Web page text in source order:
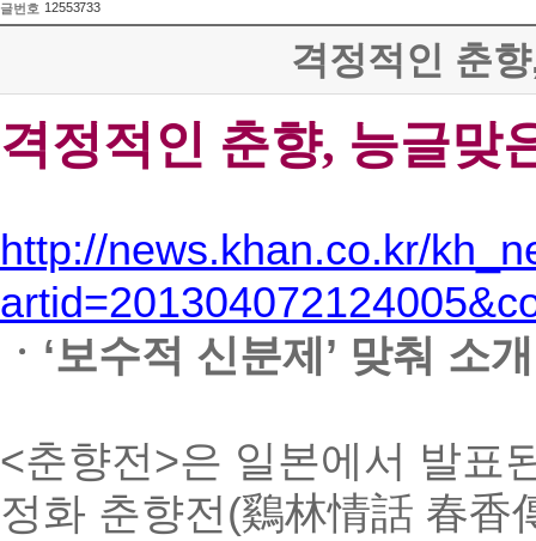
글번호 12553733
격정적인 춘
격정적인 춘향, 능글맞
http://news.khan.co.kr/
ㆍ‘보수적 신분제’ 맞춰 소
<춘향전>은 일본에서 발표
정화 춘향전(鷄林情話 春